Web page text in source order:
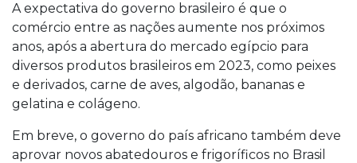
A expectativa do governo brasileiro é que o
comércio entre as nações aumente nos próximos
anos, após a abertura do mercado egípcio para
diversos produtos brasileiros em 2023, como peixes
e derivados, carne de aves, algodão, bananas e
gelatina e colágeno.
Em breve, o governo do país africano também deve
aprovar novos abatedouros e frigoríficos no Brasil